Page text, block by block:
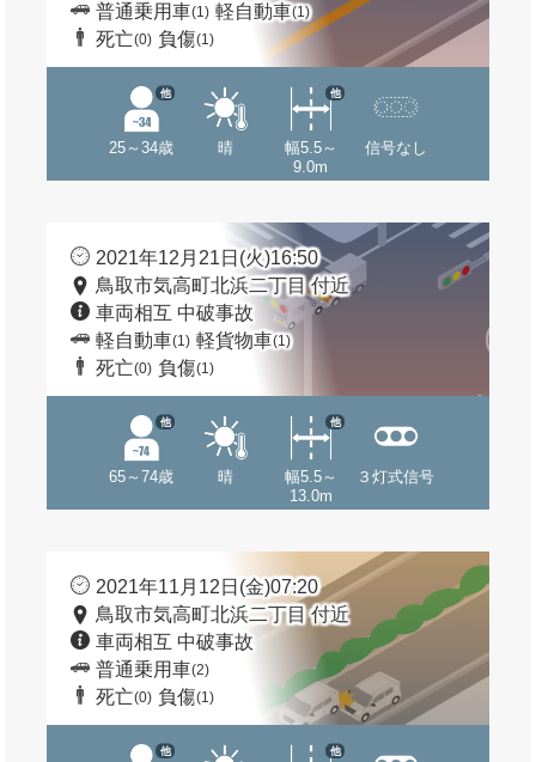
普通乗用車(1) 軽自動車(1)
死亡(0) 負傷(1)
25～34歳
他
晴
幅5.5～
9.0m
他
信号なし
2021年12月21日(火)16:50
鳥取市気高町北浜二丁目 付近
車両相互 中破事故
軽自動車(1) 軽貨物車(1)
死亡(0) 負傷(1)
65～74歳
他
晴
幅5.5～
13.0m
他
３灯式信号
2021年11月12日(金)07:20
鳥取市気高町北浜二丁目 付近
車両相互 中破事故
普通乗用車(2)
死亡(0) 負傷(1)
他 他